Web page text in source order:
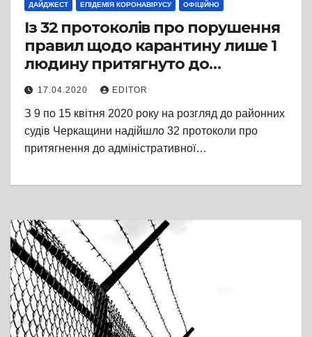
ДАЙДЖЕСТ ЕПІДЕМІЯ КОРОНАВІРУСУ ОФІЦІЙНО
Із 32 протоколів про порушення
правил щодо карантину лише 1
людину притягнуто до
відповідальності
17.04.2020 EDITOR
З 9 по 15 квітня 2020 року на розгляд до районних
судів Черкащини надійшло 32 протоколи про
притягнення до адміністративної…